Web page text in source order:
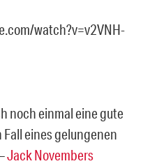
watch?v=v2VNH-
noch einmal eine gute
eines gelungenen
Jack Novembers